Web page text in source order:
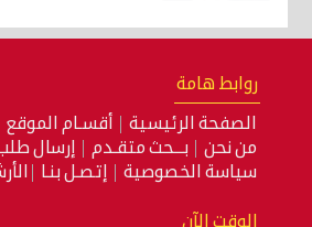
روابط هامة
الصفحة الرئيسية أقسـام الموقع
من نحن
بـــحث متقـدم
إرسال
سياسة الخصوصية
إتصـل بنـا
الوقت الآن